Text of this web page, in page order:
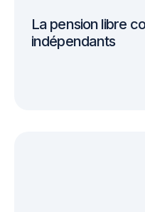
La pension libre
indépendants